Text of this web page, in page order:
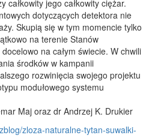
całkowity jego całkowity ciężar.
dotyczących detektora nie
Skupią się w tym momencie tylko
na terenie Stanów
na całym świecie. W chwili
środków w kampanii
rozwinięcia swojego projektu
modułowego systemu
Maj oraz dr Andrzej K. Drukier
zloza-naturalne-tytan-suwalki-